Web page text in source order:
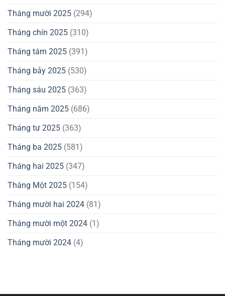
Tháng mười 2025 (294)
Tháng chín 2025 (310)
Tháng tám 2025 (391)
Tháng bảy 2025 (530)
Tháng sáu 2025 (363)
Tháng năm 2025 (686)
Tháng tư 2025 (363)
Tháng ba 2025 (581)
Tháng hai 2025 (347)
Tháng Một 2025 (154)
Tháng mười hai 2024 (81)
Tháng mười một 2024 (1)
Tháng mười 2024 (4)